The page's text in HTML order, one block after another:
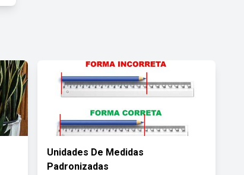
Unidades De Medidas
Padronizadas